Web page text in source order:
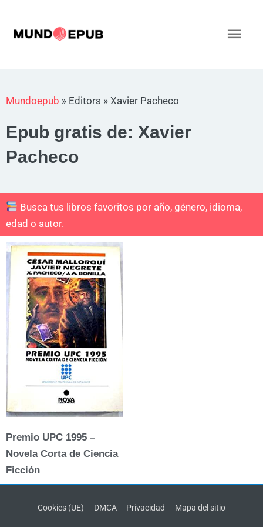
contenido
Mundoepub » Editors » Xavier Pacheco
Epub gratis de: Xavier
Pacheco
Busca tus libros favoritos por año, género, idioma,
edad o autor.
Premio UPC 1995 –
Novela Corta de Ciencia
Ficción
Cookies (UE) DMCA Privacidad Mapa del sitio